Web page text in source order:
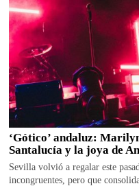
‘Gótico’ andaluz:
Santalucía y la joya de
Sevilla volvió a regalar este
incongruentes, pero que